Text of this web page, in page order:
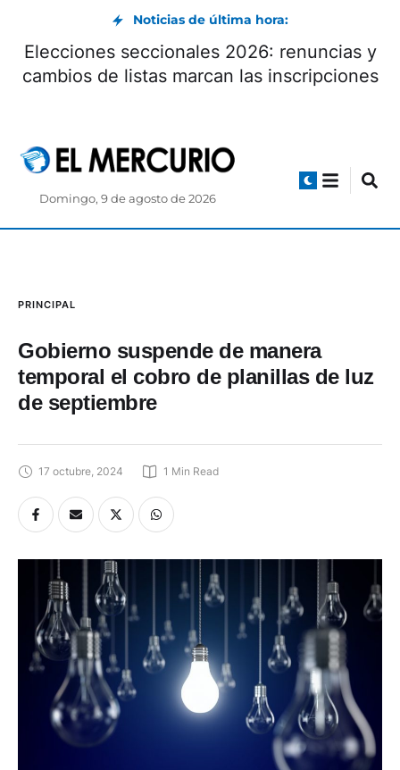
Noticias de última hora:
recibió un
años de
Elecciones seccionales
cambios de listas marcan
Domingo, 9 de agosto de 2026
Gobierno suspende de manera
temporal el cobro de planillas de luz
de septiembre
17 octubre, 2024